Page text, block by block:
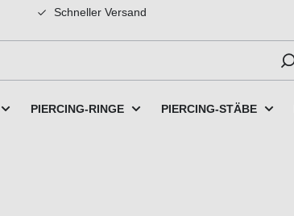
Schneller Versand
PIERCING-RINGE PIERCING-STÄBE